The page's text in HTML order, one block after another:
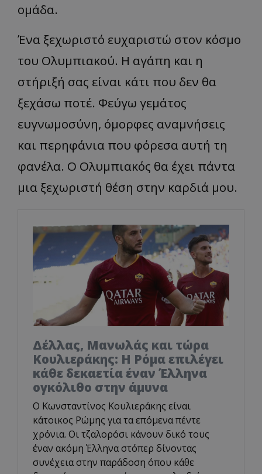
ομάδα.
Ένα ξεχωριστό ευχαριστώ στον κόσμο
του Ολυμπιακού. Η αγάπη και η
στήριξή σας είναι κάτι που δεν θα
ξεχάσω ποτέ. Φεύγω γεμάτος
ευγνωμοσύνη, όμορφες αναμνήσεις
και περηφάνια που φόρεσα αυτή τη
φανέλα. Ο Ολυμπιακός θα έχει πάντα
μια ξεχωριστή θέση στην καρδιά μου.
Δέλλας, Μανωλάς και τώρα
Κουλιεράκης: Η Ρόμα επιλέγει
κάθε δεκαετία έναν Έλληνα
ογκόλιθο στην άμυνα
Ο Κωνσταντίνος Κουλιεράκης είναι
κάτοικος Ρώμης για τα επόμενα πέντε
χρόνια. Οι τζαλορόσι κάνουν δικό τους
έναν ακόμη Έλληνα στόπερ δίνοντας
συνέχεια στην παράδοση όπου κάθε